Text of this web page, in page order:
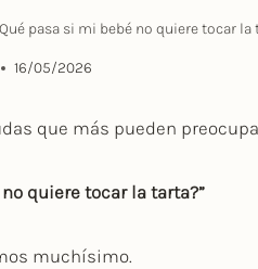
pasa si mi bebé no quiere tocar
16/05/2026
que más pueden
quiere tocar la tarta?”
muchísimo.